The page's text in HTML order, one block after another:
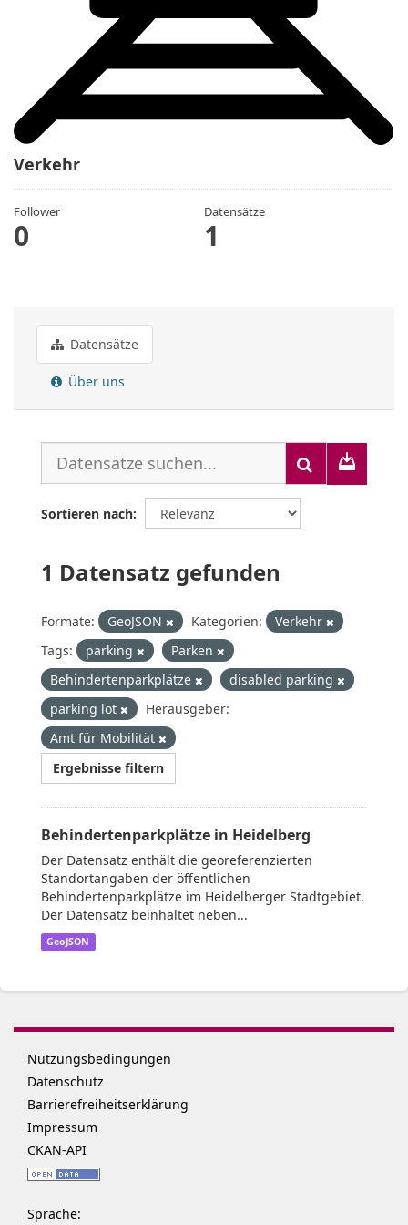
Verkehr
Follower
0
Datensätze
1
Datensätze
Über uns
Sortieren nach
1 Datensatz gefunden
Formate: GeoJSON Kategorien:
Verkehr
Tags:
parking
Parken
Behindertenparkplätze
disabled parking
parking lot
Herausgeber:
Amt für Mobilität
Ergebnisse filtern
Behindertenparkplätze in Heidelberg
Der Datensatz enthält die georeferenzierten
Standortangaben der öffentlichen
Behindertenparkplätze im Heidelberger Stadtgebiet.
Der Datensatz beinhaltet neben...
GeoJSON
Nutzungsbedingungen
Datenschutz
Barrierefreiheitserklärung
Impressum
CKAN-API
Sprache